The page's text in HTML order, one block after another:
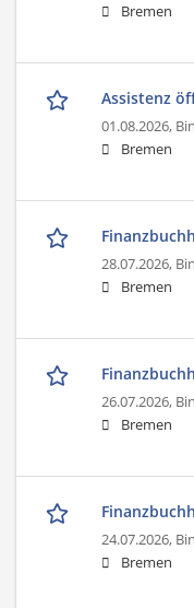
Bremen
Assistenz
01.08.2026,
Bremen
28.07.2026,
Bremen
26.07.2026,
Bremen
24.07.2026,
Bremen